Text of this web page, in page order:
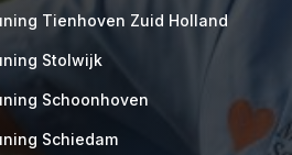
Tienhoven Zuid Holland
Stolwijk
Schoonhoven
Schiedam